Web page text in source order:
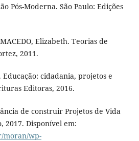
Pós-Moderna. São Paulo: Edições
Elizabeth. Teorias de
2011.
Educação: cidadania, projetos e
Editoras, 2016.
de construir Projetos de Vida
2017. Disponível em:
moran/wp-